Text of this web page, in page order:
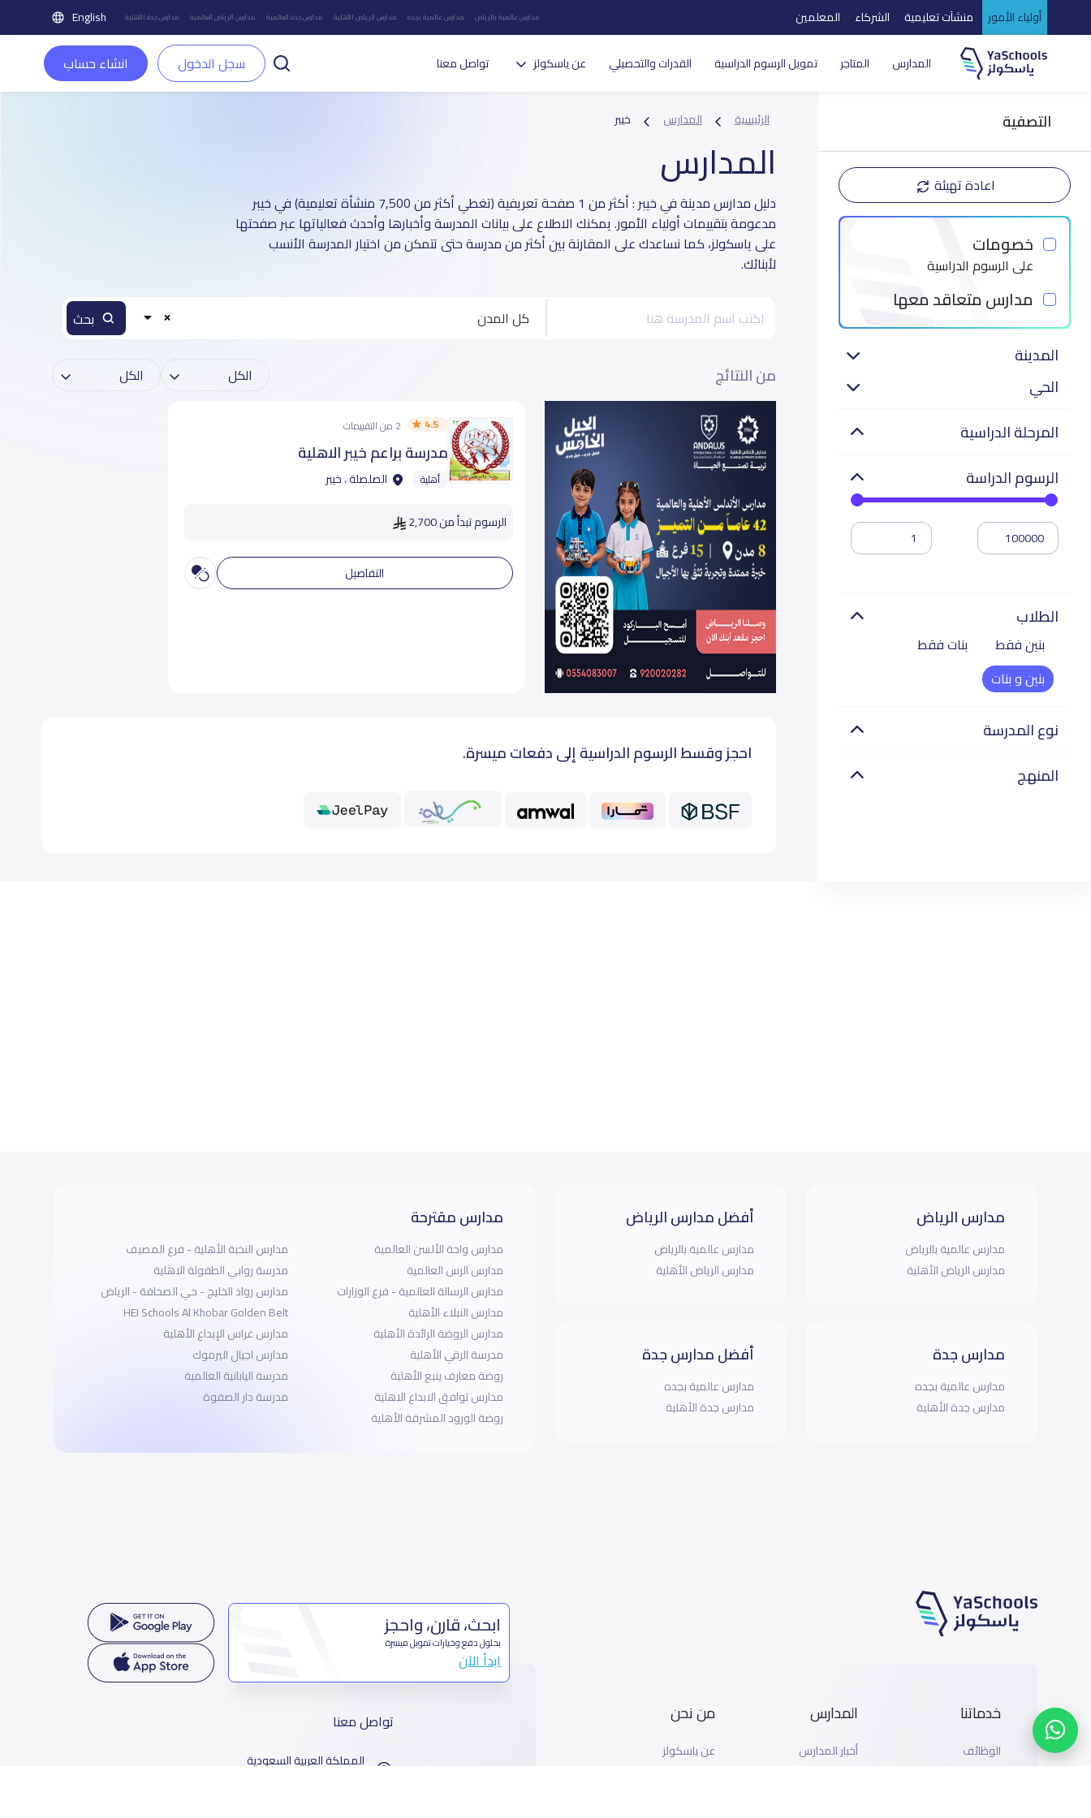
أولياء الأمور منشآت تعليمية الشركاء المعلمين مدارس عالمية بالرياض مدارس عالمية بجده مدارس الرياض الأهلية مدارس جدة العالمية مدارس الرياض العالمية مدارس جدة الأهلية English
المدارس المتاجر تمويل الرسوم الدراسية القدرات والتحصيلي عن ياسكولز تواصل معنا سجل الدخول انشاء حساب
التصفية
اعادة تهيئة
خصومات
على الرسوم الدراسية
مدارس متعاقد معها
المدينة
الحي
المرحلة الدراسية
الرسوم الدراسة
الطلاب
بنين فقط
بنات فقط
بنين و بنات
نوع المدرسة
المنهج
الرئيسية المدارس خيبر
المدارس
دليل مدارس مدينة في خيبر : أكثر من 1 صفحة تعريفية (تغطي أكثر من 7,500 منشأة تعليمية) في خيبر
مدعومة بتقييمات أولياء الأمور. يمكنك الاطلاع على بيانات المدرسة وأخبارها وأحدث فعالياتها عبر صفحتها
على ياسكولز، كما نساعدك على المقارنة بين أكثر من مدرسة حتى تتمكن من اختيار المدرسة الأنسب
لأبنائك.
كل المدن
من النتائج
4.5 2 من التقييمات
مدرسة براعم خيبر الاهلية
أهلية الصلصلة ، خيبر
الرسوم تبدأ من 2,700
التفاصيل
احجز وقسط الرسوم الدراسية إلى دفعات ميسرة.
مدارس الرياض
مدارس عالمية بالرياض
مدارس الرياض الأهلية
مدارس جدة
مدارس عالمية بجده
مدارس جدة الأهلية
أفضل مدارس الرياض
مدارس عالمية بالرياض
مدارس الرياض الأهلية
أفضل مدارس جدة
مدارس عالمية بجده
مدارس جدة الأهلية
مدارس مقترحة
مدارس واحة الألسن العالمية
مدارس الرس العالمية
مدارس الرسالة العالمية - فرع الوزارات
مدارس النبلاء الأهلية
مدارس الروضة الرائدة الأهلية
مدرسة الرقي الأهلية
روضة معارف ينبع الأهلية
مدارس توافق الابداع الاهلية
روضة الورود المشرقة الأهلية
مدارس النخبة الأهلية - فرع المصيف
مدرسة روابي الطفولة الاهلية
مدارس رواد الخليج - حي الصحافة - الرياض
HEI Schools Al Khobar Golden Belt
مدارس غراس الإبداع الأهلية
مدارس اجيال اليرموك
مدرسة اليابانية العالمية
مدرسة دار الصفوة
خدماتنا
الوظائف
المدارس
أخبار المدارس
من نحن
عن ياسكولز
ابحث، قارن، واحجز
بحلول دفع وخيارات تمويل ميسرة
ابدأ الآن
تواصل معنا
المملكة العربية السعودية